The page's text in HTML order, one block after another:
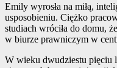
Emily wyrosła na miłą,
usposobieniu. Ciężko
studiach wróciła do domu,
w biurze prawniczym w
W wieku dwudziestu pięciu